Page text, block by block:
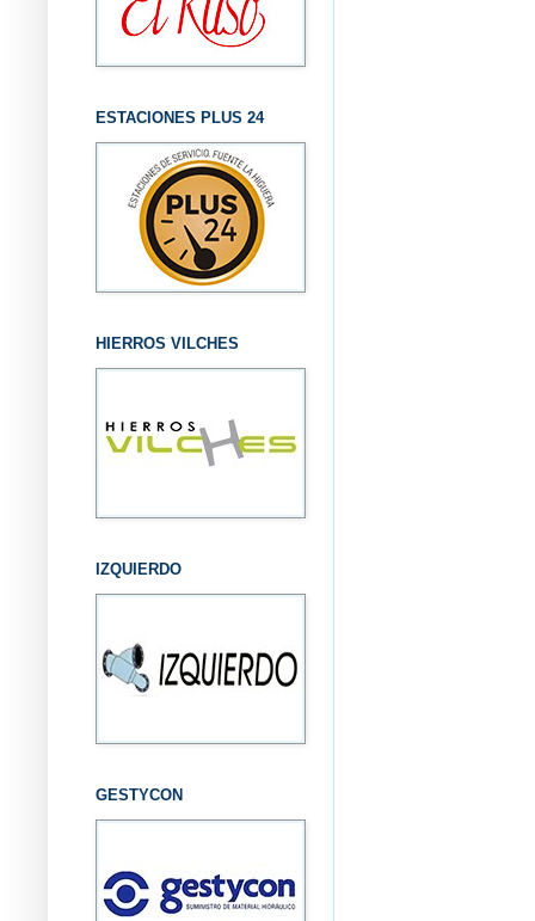
ESTACIONES PLUS 24
HIERROS VILCHES
IZQUIERDO
GESTYCON